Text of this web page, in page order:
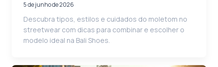
5 de junho de 2026
Descubra tipos, estilos e cuidados do moletom no
streetwear com dicas para combinar e escolher o
modelo ideal na Bali Shoes.